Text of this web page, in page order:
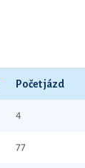
Počet jázd
4
77